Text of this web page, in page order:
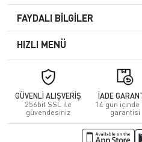
FAYDALI BİLGİLER
HIZLI MENÜ
GÜVENLİ ALIŞVERİŞ
256bit SSL ile
güvendesiniz
İADE
14 gün içinde
garantisi